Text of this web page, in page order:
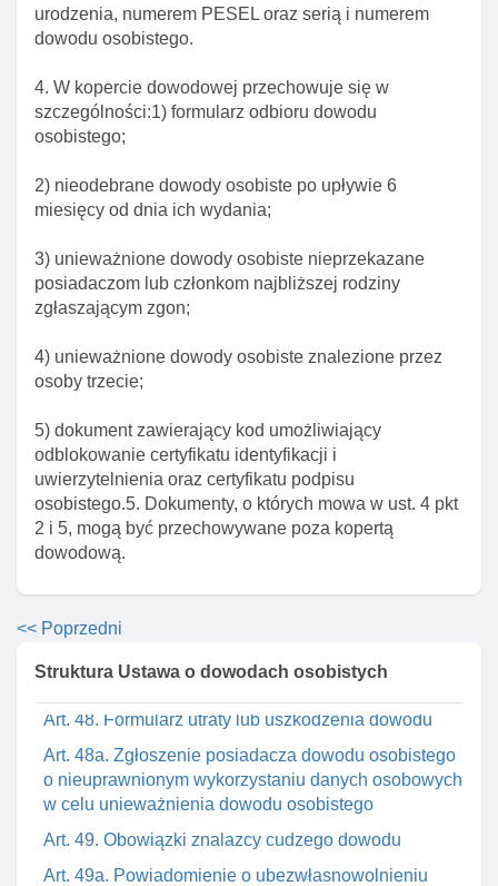
urodzenia, numerem PESEL oraz serią i numerem
dowodu osobistego.
4. W kopercie dowodowej przechowuje się w
szczególności:1) formularz odbioru dowodu
osobistego;
2) nieodebrane dowody osobiste po upływie 6
miesięcy od dnia ich wydania;
3) unieważnione dowody osobiste nieprzekazane
posiadaczom lub członkom najbliższej rodziny
zgłaszającym zgon;
4) unieważnione dowody osobiste znalezione przez
osoby trzecie;
5) dokument zawierający kod umożliwiający
odblokowanie certyfikatu identyfikacji i
uwierzytelnienia oraz certyfikatu podpisu
osobistego.5. Dokumenty, o których mowa w ust. 4 pkt
2 i 5, mogą być przechowywane poza kopertą
dowodową.
<< Poprzedni
Struktura Ustawa o dowodach osobistych
Art. 32a. Zgłoszenie zawieszenia lub cofnięcia
zawieszenia certyfikatów w warstwie elektronicznej
Art. 32b. Forma zgłoszenia zawieszenia lub cofnięcia
zawieszenia certyfikatów w warstwie elektronicznej
Art. 32c. Okres zawieszenia certyfikatów w warstwie
elektronicznej dowodu
Art. 32d. Właściwość organu w sprawie zawieszania
I cofania certyfikatów w warstwie elektronicznej
dowodu
przepisów ustawy
Art. 32f. Zawieszenie ważnośCI dowodu
Art. 32g. Nieważność skutków prawnych podpisu
osobistego posiadacza dowodu
Rozdział 4. (uchylony)
Rozdział 5. Wymiana I unieważnianie dowodu
osobistego
Art. 47. Zgłoszenie utraty lub uszkodzenia dowodu
osobistego o koniecznośCI jego unieważnienia
Art. 48. Formularz utraty lub uszkodzenia dowodu
Art. 48a. Zgłoszenie posiadacza dowodu osobistego
o nieuprawnionym wykorzystaniu danych osobowych
w celu unieważnienia dowodu osobistego
Art. 49. Obowiązki znalazcy cudzego dowodu
Art. 49a. Powiadomienie o ubezwłasnowolnieniu